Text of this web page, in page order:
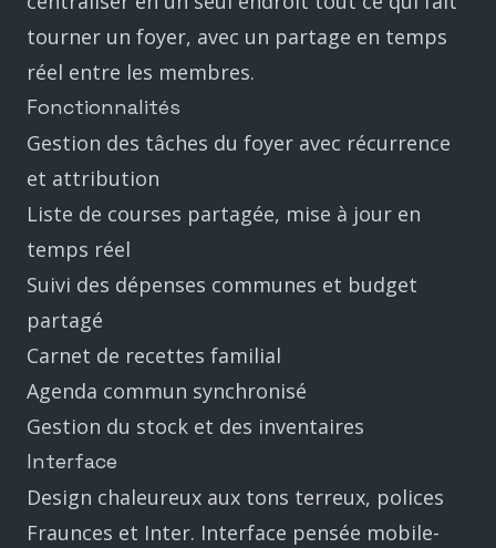
tourner un foyer, avec un partage en temps
réel entre les membres.
Fonctionnalités
Gestion des tâches du foyer avec récurrence
et attribution
Liste de courses partagée, mise à jour en
temps réel
Suivi des dépenses communes et budget
partagé
Carnet de recettes familial
Agenda commun synchronisé
Gestion du stock et des inventaires
Interface
Design chaleureux aux tons terreux, polices
Fraunces et Inter. Interface pensée mobile-